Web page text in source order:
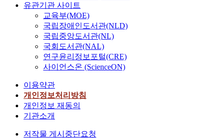
유관기관 사이트
교육부(MOE)
국립장애인도서관(NLD)
국립중앙도서관(NL)
국회도서관(NAL)
연구윤리정보포털(CRE)
사이언스온 (ScienceON)
이용약관
개인정보처리방침
개인정보 재동의
기관소개
저작물 게시중단요청